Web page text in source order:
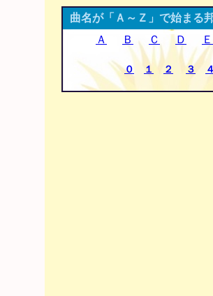
曲名が「Ａ～Ｚ」で始まる
Ａ
Ｂ Ｃ Ｄ Ｅ
０ １ ２ ３